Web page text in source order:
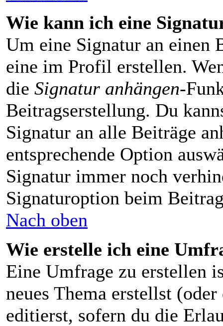
Wie kann ich eine
Um eine Signatur an einen
eine im Profil erstellen.
die Signatur anhängen-
Beitragserstellung. Du
Signatur an alle Beiträge
entsprechende Option
Signatur immer noch
Signaturoption beim
Nach oben
Wie erstelle ich eine
Eine Umfrage zu erstellen
neues Thema erstellst
editierst, sofern du die